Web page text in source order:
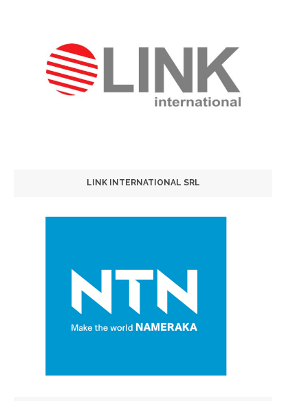
LINK INTERNATIONAL SRL